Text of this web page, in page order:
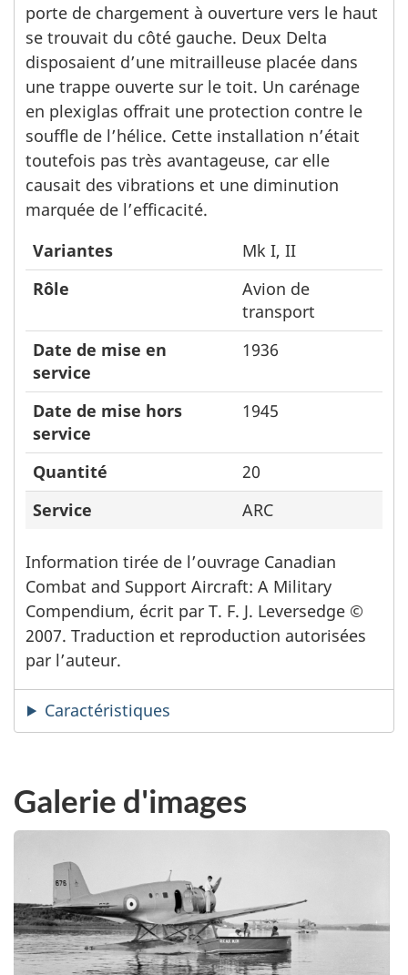
porte de chargement à ouverture vers le haut
se trouvait du côté gauche. Deux Delta
disposaient d’une mitrailleuse placée dans
une trappe ouverte sur le toit. Un carénage
en plexiglas offrait une protection contre le
souffle de l’hélice. Cette installation n’était
toutefois pas très avantageuse, car elle
causait des vibrations et une diminution
marquée de l’efficacité.
Variantes
Mk I, II
Rôle
Avion de
transport
Date de mise en
service
1936
Date de mise hors
service
1945
Quantité
20
Service
ARC
Information tirée de l’ouvrage Canadian
Combat and Support Aircraft: A Military
Compendium, écrit par T. F. J. Leversedge ©
2007. Traduction et reproduction autorisées
par l’auteur.
Caractéristiques
Galerie d'images